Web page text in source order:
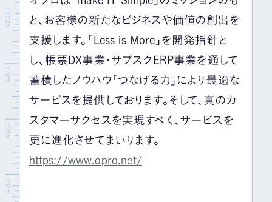
と、お客様の新たなビジネスや価値の創出を
支援します。「
Less is More 」を開発指針と
し、帳票 DX事業・サブスク ERP事業を通して
蓄積したノウハウ「つなげる力」により最適な
サービスを提供しております。そして、真のカ
スタマーサクセスを実現すべく、サービスを
更に進化させてまいります。
https://www.opro.net/